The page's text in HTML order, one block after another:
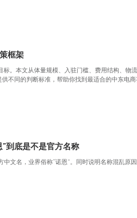
框架
。本文从体量规模、入驻门槛、费用结构、物
不同的判断标准，帮助你找到最适合的中东电商
到底是不是官方名称
文名，业界俗称“诺恩”。同时说明名称混乱原